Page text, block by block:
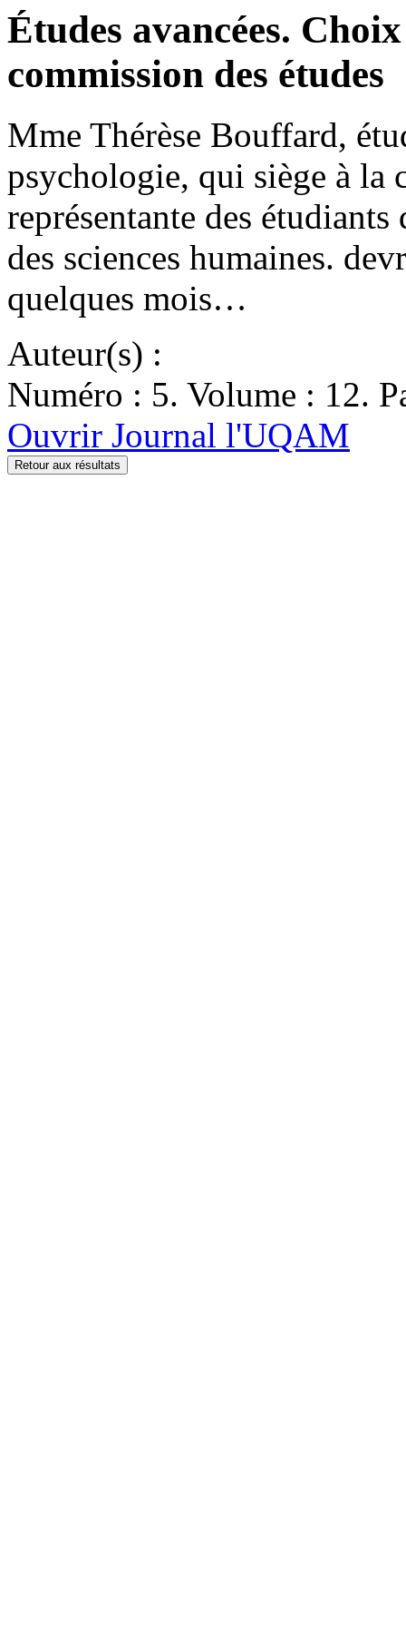
Études avancées.
commission des études
Mme Thérèse Bouffard,
psychologie, qui siège à la
représentante des
des sciences humaines.
quelques mois…
Auteur(s) :
Numéro : 5. Volume : 12.
Ouvrir Journal l'UQAM
Retour aux résultats